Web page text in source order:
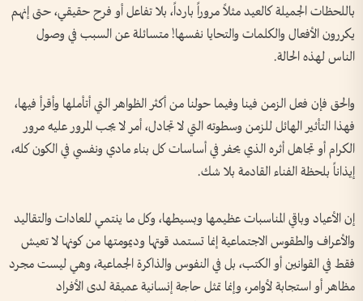
باللحظات الجميلة كالعيد مثلاً مروراً بارداً، بلا تفاعل أو فرح حقيقي، حتى إنهم
يكررون الأفعال والكلمات والتحايا نفسها! متسائلة عن السبب في وصول
الناس لهذه الحالة.
والحق فإن فعل الزمن فينا وفيما حولنا من أكثر الظواهر التي أتأملها وأقرأ فيها،
فهذا التأثير الهائل للزمن وسطوته التي لا تجادل، أمر لا يجب المرور عليه مرور
الكرام أو تجاهل أثره الذي يحفر في أساسات كل بناء مادي ونفسي في الكون كله،
إيذاناً بلحظة الفناء القادمة بلا شك.
إن الأعياد وباقي المناسبات عظيمها وبسيطها، وكل ما ينتمي للعادات والتقاليد
والأعراف والطقوس الاجتماعية إنما تستمد قوتها وديمومتها من كونها لا تعيش
فقط في القوانين أو الكتب، بل في النفوس والذاكرة الجماعية، وهي ليست مجرد
مظاهر أو استجابة لأوامر، وإنما تمثل حاجة إنسانية عميقة لدى الأفراد